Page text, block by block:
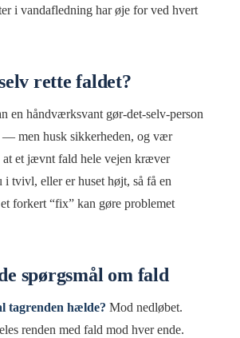
i vandafledning har øje for ved hvert
rette faldet?
en håndværksvant gør-det-selv-person
— men husk sikkerheden, og vær
et jævnt fald hele vejen kræver
tvivl, eller er huset højt, så få en
forkert “fix” kan gøre problemet
spørgsmål om fald
tagrenden hælde? Mod nedløbet.
renden med fald mod hver ende.